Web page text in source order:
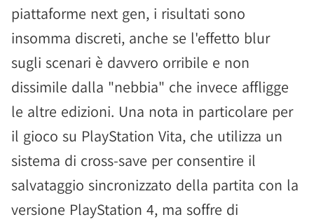
piattaforme next gen, i risultati sono
insomma discreti, anche se l'effetto blur
sugli scenari è davvero orribile e non
dissimile dalla "nebbia" che invece affligge
le altre edizioni. Una nota in particolare per
il gioco su PlayStation Vita, che utilizza un
sistema di cross-save per consentire il
salvataggio sincronizzato della partita con la
versione PlayStation 4, ma soffre di